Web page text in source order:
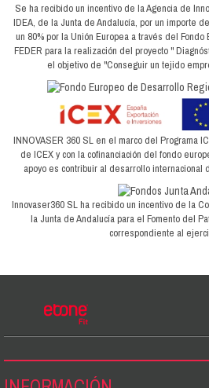
Se ha recibido un incentivo de la Agencia de
IDEA, de la Junta de Andalucía, por un importe
un 80% por la Unión Europea a través del
FEDER para la realización del proyecto "
el objetivo de "Conseguir un tejido
INNOVASER 360 SL en el marco del Programa
de ICEX y con la cofinanciación del fondo
apoyo es contribuir al desarrollo internacional
Innovaser360 SL ha recibido un incentivo de la
la Junta de Andalucía para el Fomento del
correspondiente al